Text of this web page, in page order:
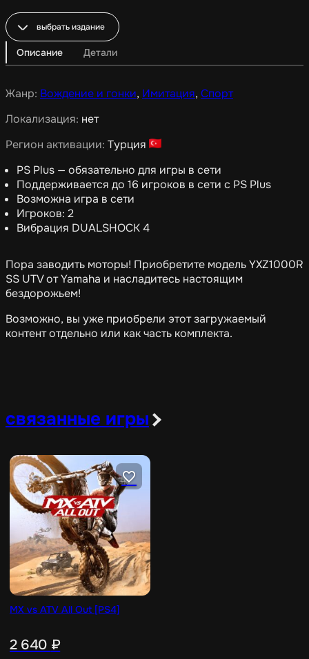
выбрать издание
Описание Детали
Жанр: Вождение и гонки, Имитация, Спорт
Локализация: нет
Регион активации: Турция
PS Plus — обязательно для игры в сети
Поддерживается до 16 игроков в сети с PS Plus
Возможна игра в сети
Игроков: 2
Вибрация DUALSHOCK 4
Пора заводить моторы! Приобретите модель YXZ1000R
SS UTV от Yamaha и насладитесь настоящим
бездорожьем!
Возможно, вы уже приобрели этот загружаемый
контент отдельно или как часть комплекта.
связанные игры
MX vs ATV All Out [PS4]
2 640 ₽